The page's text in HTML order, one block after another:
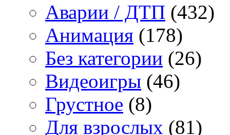
Аварии / ДТП (432)
Анимация (178)
Без категории (26)
Видеоигры (46)
Грустное (8)
Для взрослых (81)